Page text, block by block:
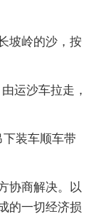
坡岭的沙，按
运沙车拉走，
装车顺车带
协商解决。以
的一切经济损